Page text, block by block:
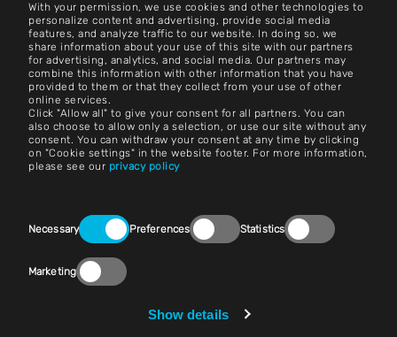
With your permission, we use cookies and other technologies to
personalize content and advertising, provide social media
features, and analyze traffic to our website. In doing so, we
share information about your use of this site with our partners
for advertising, analytics, and social media. Our partners may
combine this information with other information that you have
provided to them or that they collect from your use of other
online services.
Click "Allow all" to give your consent for all partners. You can
also choose to allow only a selection, or use our site without any
consent. You can withdraw your consent at any time by clicking
on "Cookie settings" in the website footer. For more information,
please see our privacy policy
Selection
Necessary Preferences Statistics
Marketing
Show details
Kontakt
Kariera
Zasady i warunki
Nadruk
Nota prawna
Kontakt
Ustawienia plików cookie